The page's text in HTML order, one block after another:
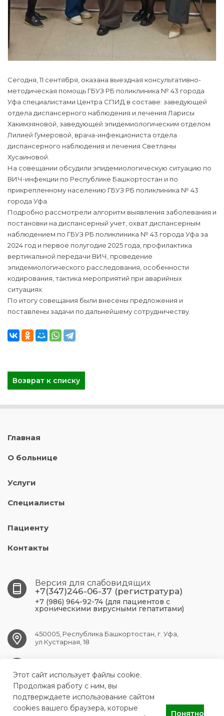
Сегодня, 11 сентября, оказана выездная консультативно-
методическая помощь ГБУЗ РБ поликлиника № 43 города
Уфа специалистами Центра СПИД в составе: заведующей
отдела диспансерного наблюдения и лечения Ларисы
Хакимзяновой, заведующей эпидемиологическим отделом
Лилией Гумеровой, врача-инфекциониста отдела
диспансерного наблюдения и лечения Светланы
Хусаиновой.
На совещании обсудили эпидемиологическую ситуацию по
ВИЧ-инфекции по Республике Башкортостан и по
прикрепленному населению ГБУЗ РБ поликлиника № 43
города Уфа.
Подробно рассмотрели алгоритм выявления заболевания и
постановки на диспансерный учет, охват диспансерным
наблюдением по ГБУЗ РБ поликлиника № 43 города Уфа за
2024 год и первое полугодие 2025 года, профилактика
вертикальной передачи ВИЧ, проведение
эпидемиологического расследования, особенности
кодирования, тактика мероприятий при аварийных
ситуациях.
По итогу совещания были внесены предложения и
поставлены задачи по дальнейшему сотрудничеству.
Возврат к списку
Главная
О больнице
Услуги
Специалисты
Пациенту
Контакты
Версия для слабовидящих
+7(347)246-06-37 (регистратура)
+7 (986) 964-92-74 (для пациентов с
хроническими вирусными гепатитами)
450005, Республика Башкортостан, г. Уфа,
ул.Кустарная, 18
ГБУЗ Республиканский центр по профилактике и борьбе со
Этот сайт использует файлы cookie.
Продолжая работу с ним, вы
подтверждаете использование сайтом
cookies вашего браузера, которые
Понятно